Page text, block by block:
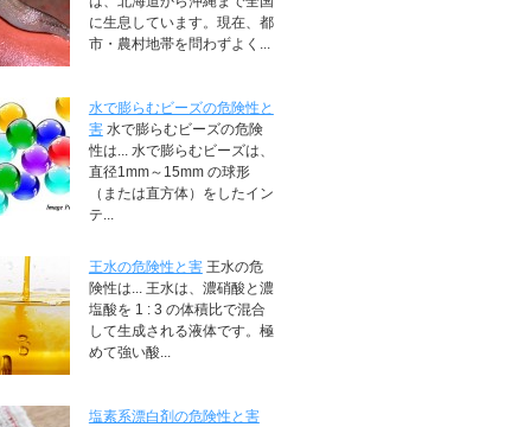
に生息しています。現在、都
市・農村地帯を問わずよく...
水で膨らむビーズの危険性と
害 水で膨らむビーズの危険
性は... 水で膨らむビーズは、
直径1mm～15mm の球形
（または直方体）をしたイン
テ...
王水の危険性と害 王水の危
険性は... 王水は、濃硝酸と濃
塩酸を 1 : 3 の体積比で混合
して生成される液体です。極
めて強い酸...
塩素系漂白剤の危険性と害